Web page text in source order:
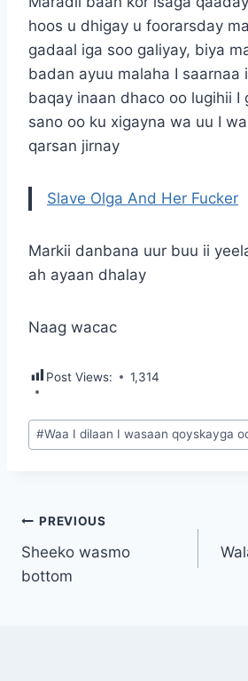
hoos u dhigay u foorarsday
gadaal iga soo galiyay, biya
badan ayuu malaha I saarnaa
baqay inaan dhaco oo lugihii I
sano oo ku xigayna wa uu I
qarsan jirnay
Slave Olga And Her Fucker
Markii danbana uur buu ii
ah ayaan dhalay
Naag wacac
Post Views: 1,314
Post
Tags:
#Waa I dilaan I wasaan qoyskayga
Post
navigation
PREVIOUS
Sheeko wasmo
bottom